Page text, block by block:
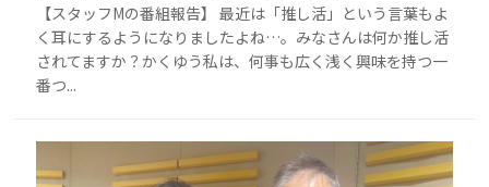
【スタッフMの番組報告】 最近は「推し活」という言葉もよ
く耳にするようになりましたよね…。みなさんは何か推し活
されてますか？かくゆう私は、何事も広く浅く興味を持つ一
番つ...